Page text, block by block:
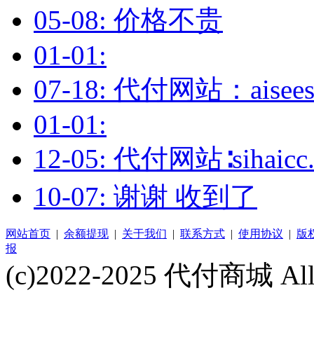
05-08: 价格不贵
01-01:
07-18: 代付网站：
01-01:
12-05: 代付网站
10-07: 谢谢 收到了
网站首页 | 余额提现 | 关于我们 | 联系方式 | 使用协议 | 版
报
(c)2022-2025 代付商城